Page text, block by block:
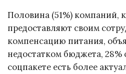
Половина (51%) компаний,
предоставляют своим
компенсацию питания,
недостатком бюджета, 28%
соцпакете есть более